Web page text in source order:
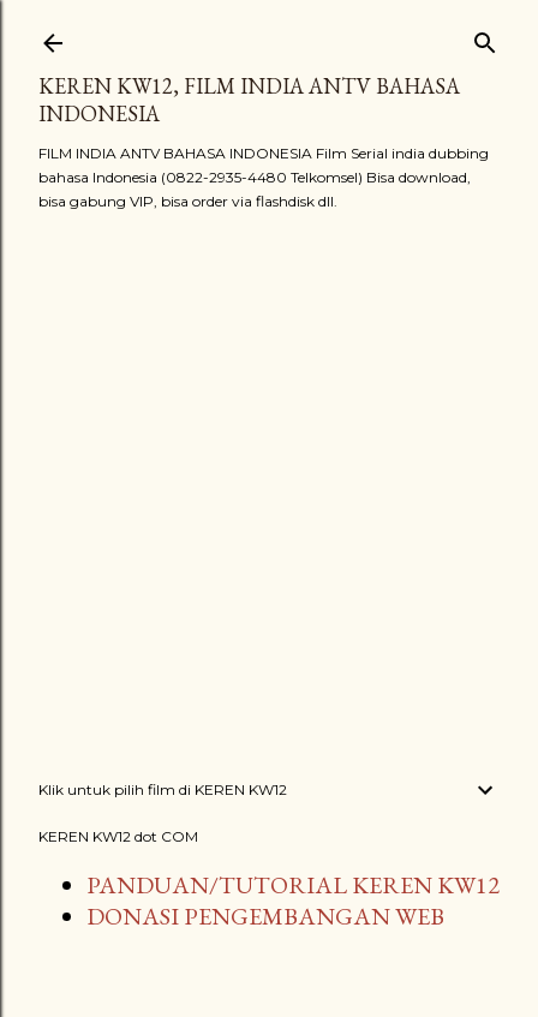
KEREN KW12, FILM INDIA ANTV BAHASA
INDONESIA
FILM INDIA ANTV BAHASA INDONESIA Film Serial india dubbing
bahasa Indonesia (0822-2935-4480 Telkomsel) Bisa download,
bisa gabung VIP, bisa order via flashdisk dll.
Klik untuk pilih film di KEREN KW12
KEREN KW12 dot COM
PANDUAN/TUTORIAL KEREN KW12
DONASI PENGEMBANGAN WEB